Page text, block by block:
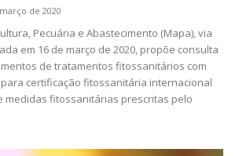
de 2020
Pecuária e Abastecimento (Mapa), via
em 16 de março de 2020, propõe consulta
de tratamentos fitossanitários com
certificação fitossanitária internacional
medidas fitossanitárias prescritas pelo